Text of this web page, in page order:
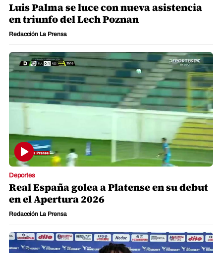
Luis Palma se luce con nueva asistencia
en triunfo del Lech Poznan
Redacción La Prensa
Deportes
Real España golea a Platense en su debut
en el Apertura 2026
Redacción La Prensa